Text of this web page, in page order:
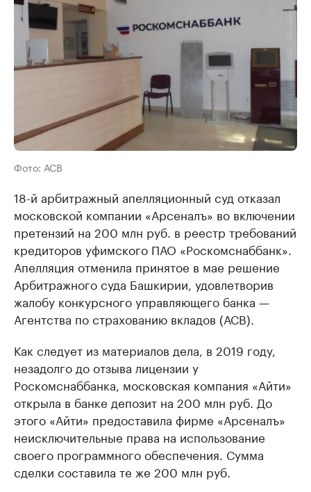
Фото: АСВ
18-й арбитражный апелляционный суд отказал
московской компании «Арсеналъ» во включении
претензий на 200 млн руб. в реестр требований
кредиторов уфимского ПАО «Роскомснаббанк».
Апелляция отменила принятое в мае решение
Арбитражного суда Башкирии, удовлетворив
жалобу конкурсного управляющего банка —
Агентства по страхованию вкладов (АСВ).
Как следует из материалов дела, в 2019 году,
незадолго до отзыва лицензии у
Роскомснаббанка, московская компания «Айти»
открыла в банке депозит на 200 млн руб. До
этого «Айти» предоставила фирме «Арсеналъ»
неисключительные права на использование
своего программного обеспечения. Сумма
сделки составила те же 200 млн руб.